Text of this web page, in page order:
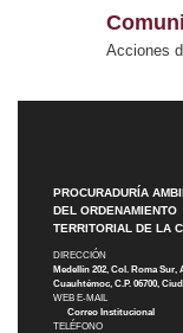
Acciones
PROCURADURÍA
DEL ORDENAMIENTO
TERRITORIAL DE LA
DIRECCIÓN
Medellín 202, Col. Roma Sur,
Cuauhtémoc, C.P. 06700,
WEB E-MAIL
Correo Institucional
TELÉFONO